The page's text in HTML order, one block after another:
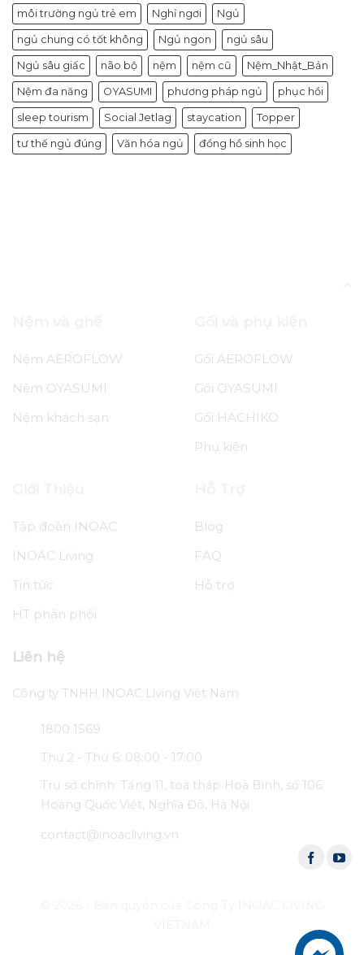
môi trường ngủ trẻ em Nghỉ ngơi Ngủ
ngủ chung có tốt không Ngủ ngon ngủ sâu
Ngủ sâu giấc não bộ nệm nệm cũ Nệm_Nhật_Bản
Nệm đa năng OYASUMI phương pháp ngủ phục hồi
sleep tourism Social Jetlag staycation Topper
tư thế ngủ đúng Văn hóa ngủ đồng hồ sinh học
Nệm AEROFLOW
Nệm OYASUMI
Nệm khách sạn
Gối AEROFLOW
Gối OYASUMI
Gối HACHIKO
Phụ kiện
Tập đoàn INOAC
INOAC Living
Tin tức
HT phân phối
Blog
FAQ
Hỗ trợ
Liên hệ
Công ty TNHH INOAC Living Việt Nam
1800 1569
Thứ 2 - Thứ 6: 08:00 - 17:00
Trụ sở chính: Tầng 11, toà tháp Hoà Bình, số 106
Hoàng Quốc Việt, Nghĩa Đô, Hà Nội
contact@inoacliving.vn